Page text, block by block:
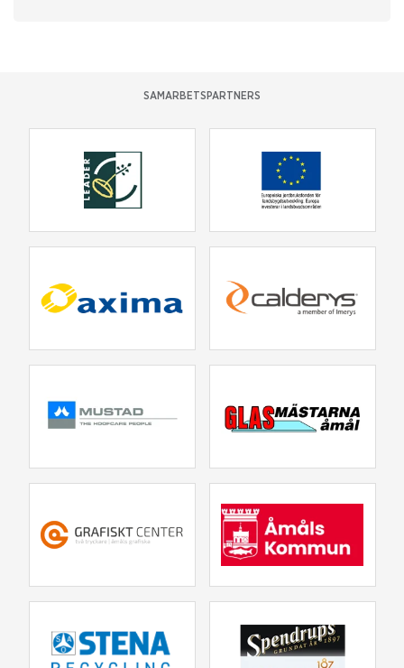
SAMARBETSPARTNERS